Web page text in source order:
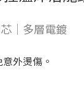
｜多層電鍍
外燙傷。